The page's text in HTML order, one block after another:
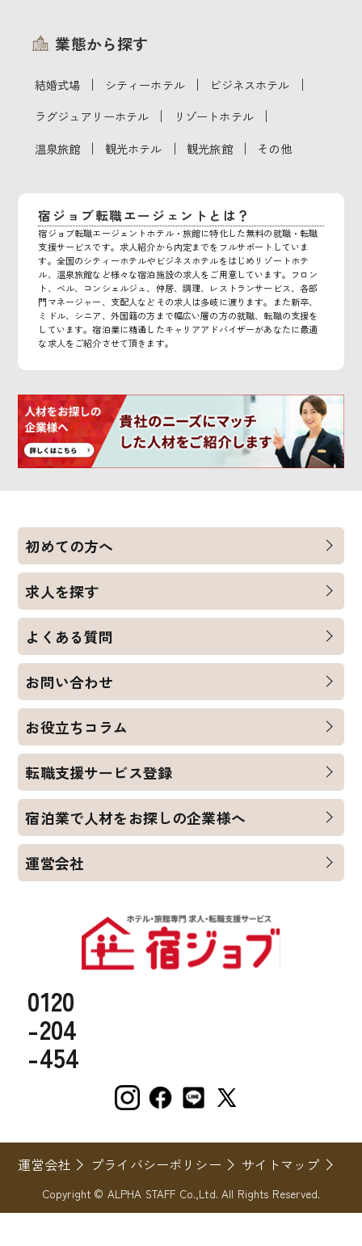
業態から探す
結婚式場 ｜ シティーホテル ｜ ビジネスホテル ｜
ラグジュアリーホテル ｜ リゾートホテル ｜
温泉旅館 ｜ 観光ホテル ｜ 観光旅館 ｜ その他
宿ジョブ転職エージェントとは？
宿ジョブ転職エージェントホテル・旅館に特化した無料の就職・転職
支援サービスです。求人紹介から内定までをフルサポートしていま
す。全国のシティーホテルやビジネスホテルをはじめリゾートホテ
ル、温泉旅館など様々な宿泊施設の求人をご用意しています。フロン
ト、ベル、コンシェルジュ、仲居、調理、レストランサービス、各部
門マネージャー、支配人などその求人は多岐に渡ります。また新卒、
ミドル、シニア、外国籍の方まで幅広い層の方の就職、転職の支援を
しています。宿泊業に精通したキャリアアドバイザーがあなたに最適
な求人をご紹介させて頂きます。
0120
-204
-454
初めての方へ
求人を探す
よくある質問
お問い合わせ
お役立ちコラム
転職支援サービス登録
宿泊業で人材をお探しの企業様へ
運営会社
運営会社 プライバシーポリシー サイトマップ
Copyright © ALPHA STAFF Co.,Ltd. All Rights Reserved.